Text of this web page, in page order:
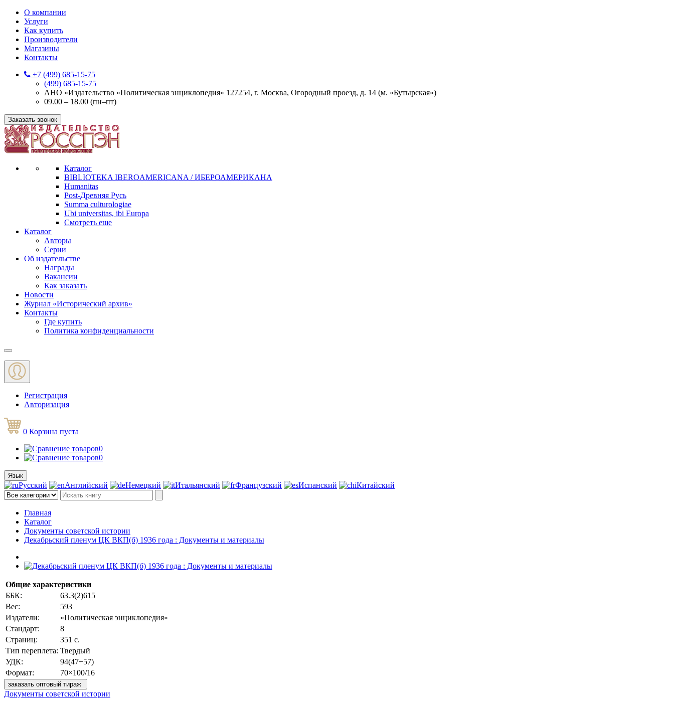
О компании
Услуги
Как купить
Производители
Магазины
Контакты
+7 (499) 685-15-75
(499) 685-15-75
АНО «Издательство «Политическая энциклопедия» 127254, г. Москва, Огородный проезд, д. 14 (м. «Бутырская»)
09.00 – 18.00 (пн–пт)
Заказать звонок
Каталог
BIBLIOTEKA IBEROAMERICANA / ИБЕРОАМЕРИКАНА
Humanitas
Post-Древняя Русь
Summa culturologiae
Ubi universitas, ibi Europa
Смотреть еще
Каталог
Авторы
Серии
Об издательстве
Награды
Вакансии
Как заказать
Новости
Журнал «Исторический архив»‎
Контакты
Где купить
Политика конфиденциальности
Меню
Регистрация
Авторизация
0 Корзина пуста
0
0
Язык
Русский Английский Немецкий Итальянский Французский Испанский Китайский
Главная
Каталог
Документы советской истории
Декабрьский пленум ЦК ВКП(б) 1936 года : Документы и материалы
Общие характеристики
ББК:
63.3(2)615
Вес:
593
Издатели:
«Политическая энциклопедия»
Стандарт:
8
Страниц:
351 с.
Тип переплета: Твердый
УДК:
94(47+57)
Формат:
70×100/16
заказать оптовый тираж
Документы советской истории